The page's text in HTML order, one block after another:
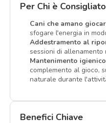
Per Chi è Consigliato
Cani che amano
sfogare l'energia in
Addestramento al
sessioni di allenamento
Mantenimento
complemento al gioco,
naturale durante
Benefici Chiave